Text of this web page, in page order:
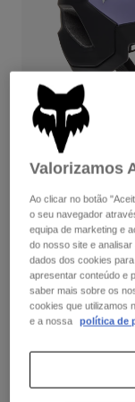
Calças
Calções
Casacos
Luvas
Óculos
Meias
Peças
Calças
Luvas
Casacos
Óculos
Meias
Bolsas e
Spare
Camisas
Ver tudo
Women
T-Shirts & Tops
Sweatshirts Com
Casacos
Calças & Shorts
Shirts
Ver tudo
Proteções
Óculos de
Meias
Ver tudo
Moto
Capacetes
Camisolas
Calças
Boots
Proteções
Gloves
Avaliações dos
Capacete
Price reduced
Valorizamos
Ao clicar no botão
o seu navegador
equipa de marketing e
do nosso site e
dados dos cookies
apresentar conteúdo e
saber mais sobre os
cookies que utilizamos
e a nossa
política de